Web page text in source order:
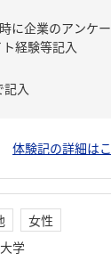
に企業のアンケ
経験等記入
入
体験記の詳細は
女性
学